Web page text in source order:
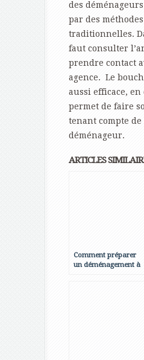
des
par des
traditionnelles.
faut consulter
prendre contact
agence. Le
aussi efficace, en
permet de faire
tenant compte
déménageur.
ARTICLES
Comment préparer
un déménagement à